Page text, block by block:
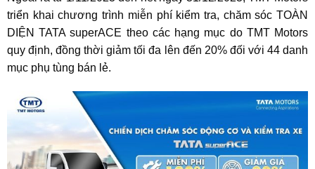
triển khai chương trình miễn phí kiểm tra, chăm sóc TOÀN
DIỆN TATA superACE theo các hạng mục do TMT Motors
quy định, đồng thời giảm tối đa lên đến 20% đối với 44 danh
mục phụ tùng bán lẻ.